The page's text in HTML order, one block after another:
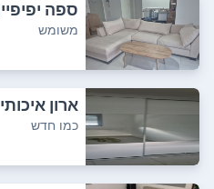
ספה
בצבע אופ...
משומש
ארון
שתי ...
כמו חדש